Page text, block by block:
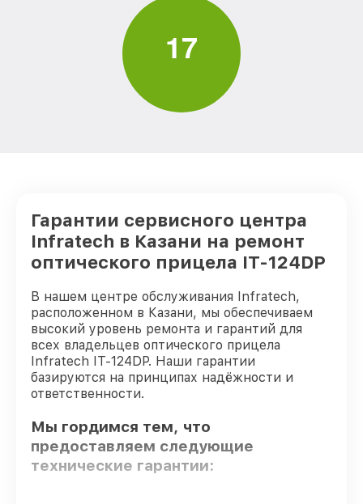
17
Гарантии сервисного центра
Infratech в Казани на ремонт
оптического прицела IT-124DP
В нашем центре обслуживания Infratech,
расположенном в Казани, мы обеспечиваем
высокий уровень ремонта и гарантий для
всех владельцев оптического прицела
Infratech IT-124DP. Наши гарантии
базируются на принципах надёжности и
ответственности.
Мы гордимся тем, что
предоставляем следующие
технические гарантии: